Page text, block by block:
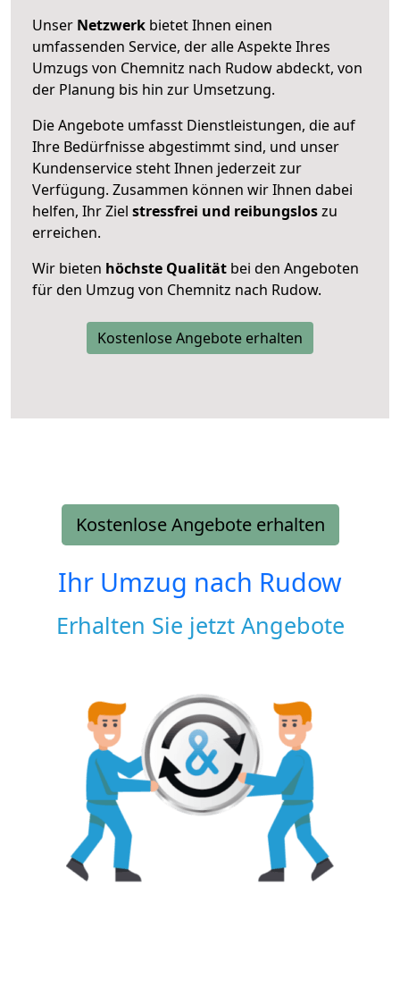
Unser Netzwerk bietet Ihnen einen
umfassenden Service, der alle Aspekte Ihres
Umzugs von Chemnitz nach Rudow abdeckt, von
der Planung bis hin zur Umsetzung.
Die Angebote umfasst Dienstleistungen, die auf
Ihre Bedürfnisse abgestimmt sind, und unser
Kundenservice steht Ihnen jederzeit zur
Verfügung. Zusammen können wir Ihnen dabei
helfen, Ihr Ziel stressfrei und reibungsloszu
erreichen.
Wir bieten höchste Qualität bei den Angeboten
für den Umzug von Chemnitz nach Rudow.
Kostenlose Angebote erhalten
Kostenlose Angebote erhalten
Ihr Umzug nach Rudow
Erhalten Sie jetzt Angebote